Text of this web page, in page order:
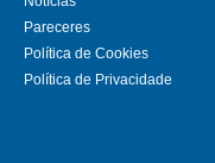
Pareceres
Política de Cookies
Política de Privacidade